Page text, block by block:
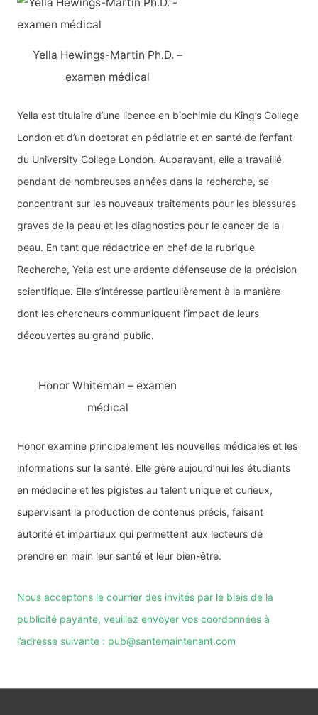
Yella Hewings-Martin Ph.D. –
examen médical
Yella est titulaire d’une licence en biochimie du King’s College
London et d’un doctorat en pédiatrie et en santé de l’enfant
du University College London. Auparavant, elle a travaillé
pendant de nombreuses années dans la recherche, se
concentrant sur les nouveaux traitements pour les blessures
graves de la peau et les diagnostics pour le cancer de la
peau. En tant que rédactrice en chef de la rubrique
Recherche, Yella est une ardente défenseuse de la précision
scientifique. Elle s’intéresse particulièrement à la manière
dont les chercheurs communiquent l’impact de leurs
découvertes au grand public.
Honor Whiteman – examen
médical
Honor examine principalement les nouvelles médicales et les
informations sur la santé. Elle gère aujourd’hui les étudiants
en médecine et les pigistes au talent unique et curieux,
supervisant la production de contenus précis, faisant
autorité et impartiaux qui permettent aux lecteurs de
prendre en main leur santé et leur bien-être.
Nous acceptons le courrier des invités par le biais de la
publicité payante, veuillez envoyer vos coordonnées à
l’adresse suivante : pub@santemaintenant.com